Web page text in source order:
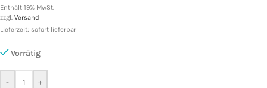
Enthält 19% MwSt.
zzgl. Versand
Lieferzeit: sofort lieferbar
Vorrätig
- +